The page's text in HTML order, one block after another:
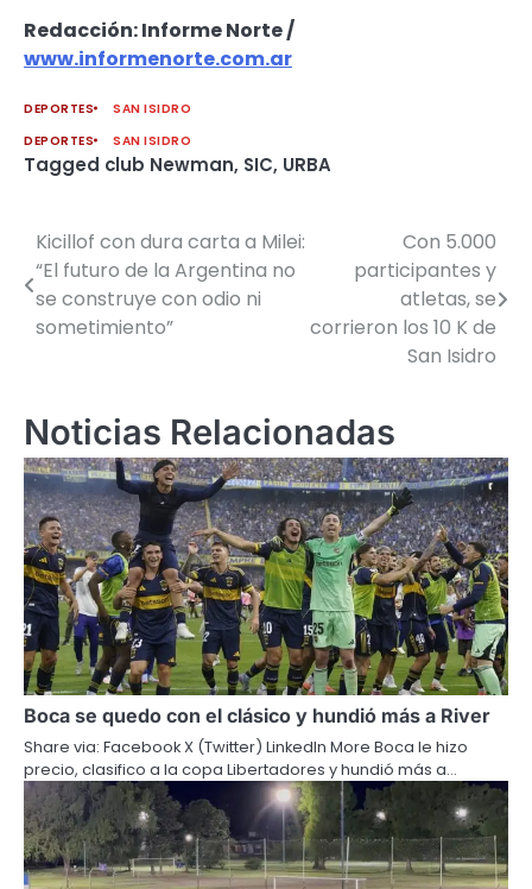
Redacción: Informe Norte /
www.informenorte.com.ar
DEPORTES
SAN ISIDRO
DEPORTES
SAN ISIDRO
Tagged club Newman, SIC, URBA
Navegación
de
entradas
Kicillof con dura carta a Milei:
“El futuro de la Argentina no
se construye con odio ni
sometimiento”
Con 5.000
participantes y
atletas, se
corrieron los 10 K de
San Isidro
Noticias Relacionadas
Boca se quedo con el clásico y hundió más a River
Share via: Facebook X (Twitter) LinkedIn More Boca le hizo
precio, clasifico a la copa Libertadores y hundió más a…